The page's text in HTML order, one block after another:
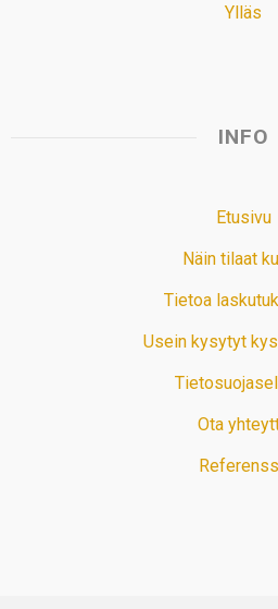
Ylläs
INFO
Etusivu
Näin tilaat
Tietoa
Usein kysytyt
Ota